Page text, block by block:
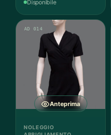
Disponibile
Anteprima
AD 014
NOLEGGIO